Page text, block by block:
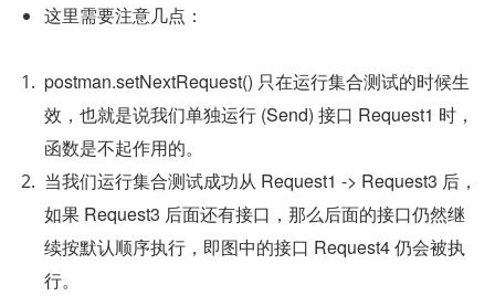
这里需要注意几点：
postman.setNextRequest() 只在运行集合测试的时候生
效，也就是说我们单独运行 (Send) 接口 Request1 时，
函数是不起作用的。
当我们运行集合测试成功从 Request1 -> Request3 后，
如果 Request3 后面还有接口，那么后面的接口仍然继
续按默认顺序执行，即图中的接口 Request4 仍会被执
行。